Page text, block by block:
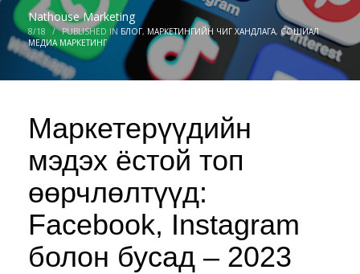
Nathouse Marketing
8/18 / PUBLISHED IN БЛОГ, МАРКЕТИНГИЙН ЧИГ ХАНДЛАГА, СОШИАЛ
МЕДИА МАРКЕТИНГ
Маркетерүүдийн
мэдэх ёстой топ
өөрчлөлтүүд:
Facebook, Instagram
болон бусад – 2023